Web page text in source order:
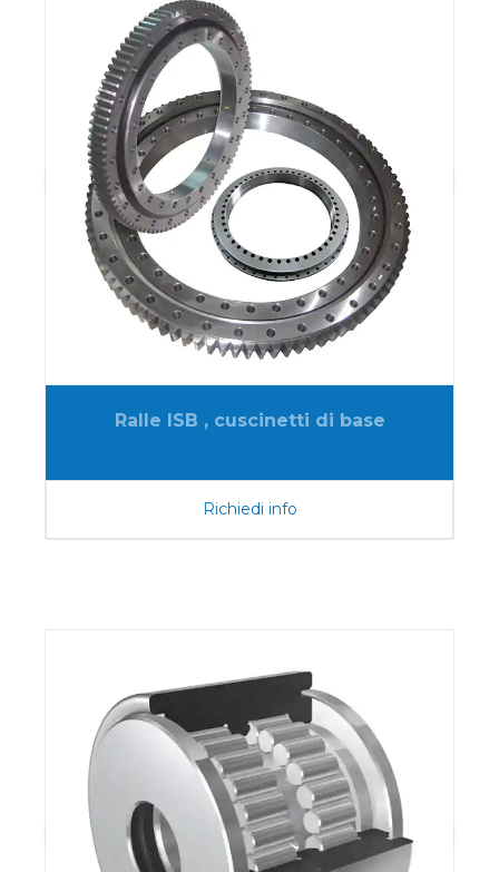
Ralle ISB , cuscinetti di base
Richiedi info